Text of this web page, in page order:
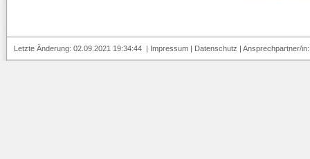
Letzte Änderung: 02.09.2021 19:34:44 | Impressum | Datenschutz | Ansprechpartner/